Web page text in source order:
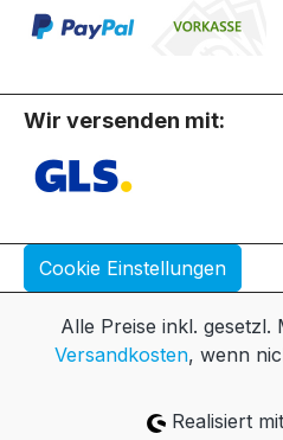
Wir versenden mit:
Cookie Einstellungen
Alle Preise inkl.
Versandkosten, wenn
Realisiert